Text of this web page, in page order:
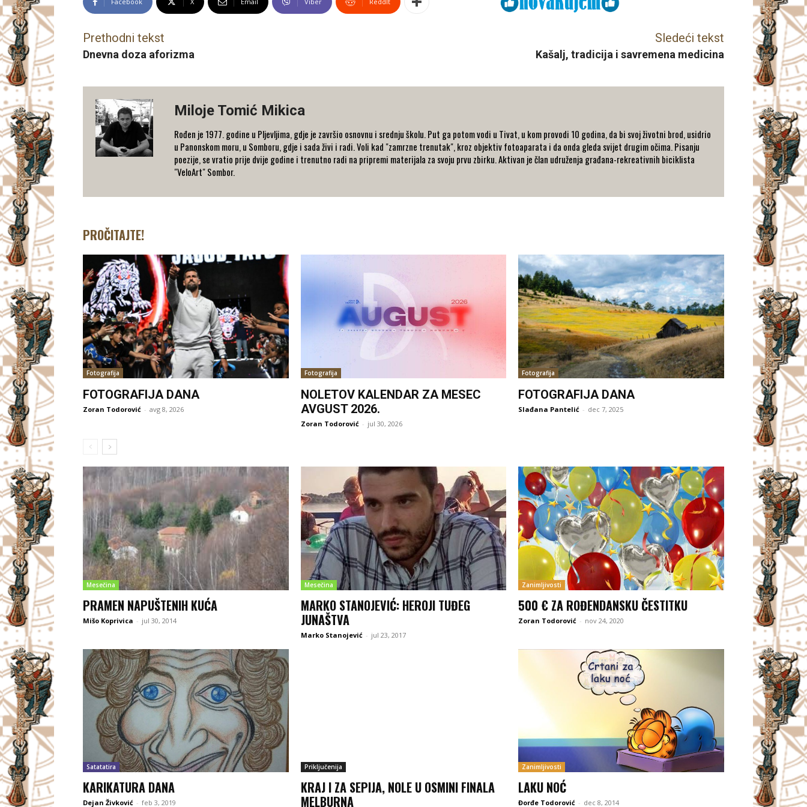
Prethodni tekst
Dnevna doza aforizma
Sledeći tekst
Kašalj, tradicija i savremena medicina
Miloje Tomić Mikica
Rođen je 1977. godine u Pljevljima, gdje je završio osnovnu i srednju školu. Put ga potom vodi u Tivat, u kom provodi 10 godina, da bi svoj životni brod, usidrio
u Panonskom moru, u Somboru, gdje i sada živi i radi. Voli kad "zamrzne trenutak", kroz objektiv fotoaparata i da onda gleda svijet drugim očima. Pisanju
poezije, se vratio prije dvije godine i trenutno radi na pripremi materijala za svoju prvu zbirku. Aktivan je član udruženja građana-rekreativnih biciklista
"VeloArt" Sombor.
PROČITAJTE!
Fotografija
FOTOGRAFIJA DANA
Zoran Todorović - avg 8, 2026
Fotografija
NOLETOV KALENDAR ZA MESEC
AVGUST 2026.
Zoran Todorović - jul 30, 2026
Fotografija
FOTOGRAFIJA DANA
Slađana Pantelić - dec 7, 2025
Mesečina
PRAMEN NAPUŠTENIH KUĆA
Mišo Koprivica - jul 30, 2014
Mesečina
MARKO STANOJEVIĆ: HEROJI TUĐEG
JUNAŠTVA
Marko Stanojević - jul 23, 2017
Zanimljivosti
500 € ZA ROĐENDANSKU ČESTITKU
Zoran Todorović - nov 24, 2020
Satatatira
KARIKATURA DANA
Dejan Živković - feb 3, 2019
Priključenija
KRAJ I ZA SEPIJA, NOLE U OSMINI FINALA
MELBURNA
Zanimljivosti
LAKU NOĆ
Đorđe Todorović - dec 8, 2014